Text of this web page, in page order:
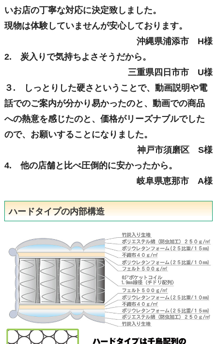
いお店の丁寧な対応に決定致しました。
現物は体験していませんが安心しております。
沖縄県浦添市 H様
2. 炭入りで気持ちよさそうだから。
三重県四日市市 U様
３. しっとりした硬さということで、動画説明や電
話でのご案内が分かり易かったのと、動画での商品
への熱意を感じたのと、価格がリーズナブルでした
ので、お願いすることになりました。
神戸市須磨区 S様
4. 他の店舗と比べ圧倒的に安かったから。
岐阜県恵那市 A様
ハードタイプの内部構造